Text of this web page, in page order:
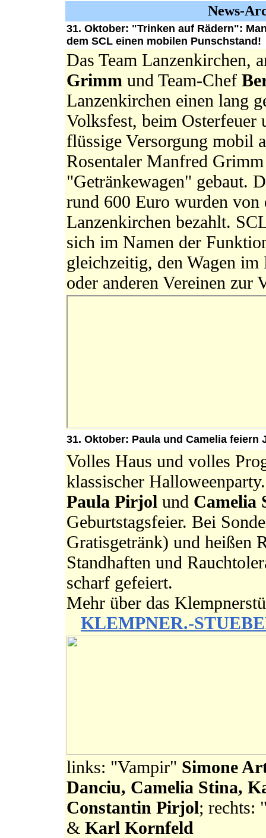
News-
31. Oktober: "Trinken auf Rädern":
dem SCL einen mobilen Punschstand!
Das Team Lanzenkirchen,
Grimm und Team-Chef
Lanzenkirchen einen lang
Volksfest, beim Osterfeuer
flüssige Versorgung mobil
Rosentaler Manfred
"Getränkewagen" gebaut.
rund 600 Euro wurden von
Lanzenkirchen bezahlt.
sich im Namen der
gleichzeitig, den Wagen im
oder anderen Vereinen zur
31. Oktober: Paula und Camelia
Volles Haus und volles
klassischer
Paula Pirjol und Camelia
Geburtstagsfeier. Bei
Gratisgetränk) und heißen
Standhaften und
scharf gefeiert.
Mehr über das
KLEMPNER.-
links: "Vampir" Simone
Danciu, Camelia Stina,
Constantin Pirjol; rechts:
& Karl Kornfeld